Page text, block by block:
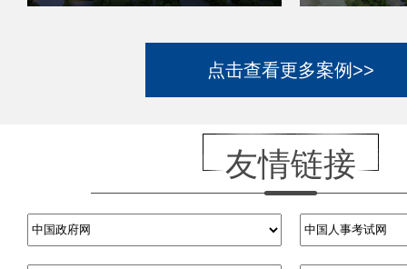
点击查看更多案例>>
友情链接